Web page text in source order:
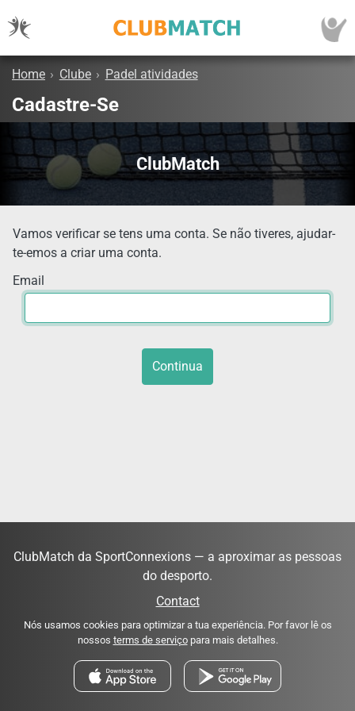
Home › Clube › Padel atividades
Cadastre-Se
ClubMatch
Vamos verificar se tens uma conta. Se não tiveres, ajudar-
te-emos a criar uma conta.
Email
Continua
ClubMatch da SportConnexions — a aproximar as pessoas
do desporto.
Contact
Nós usamos cookies para optimizar a tua experiência. Por favor lê os
nossos terms de serviçopara mais detalhes.